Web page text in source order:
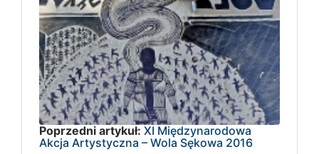
Poprzedni artykuł: XI Międzynarodowa
Akcja Artystyczna – Wola Sękowa 2016